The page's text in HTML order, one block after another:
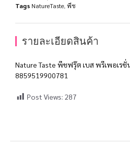
Tags NatureTaste พีช
รายละเอียดสินค้า
Nature Taste พีชฟรุ๊ต เบส พรีเพอเรชั่
8859519900781
Post Views: 287